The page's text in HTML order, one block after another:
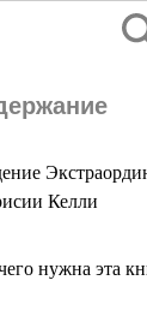
Келли
нужна эта